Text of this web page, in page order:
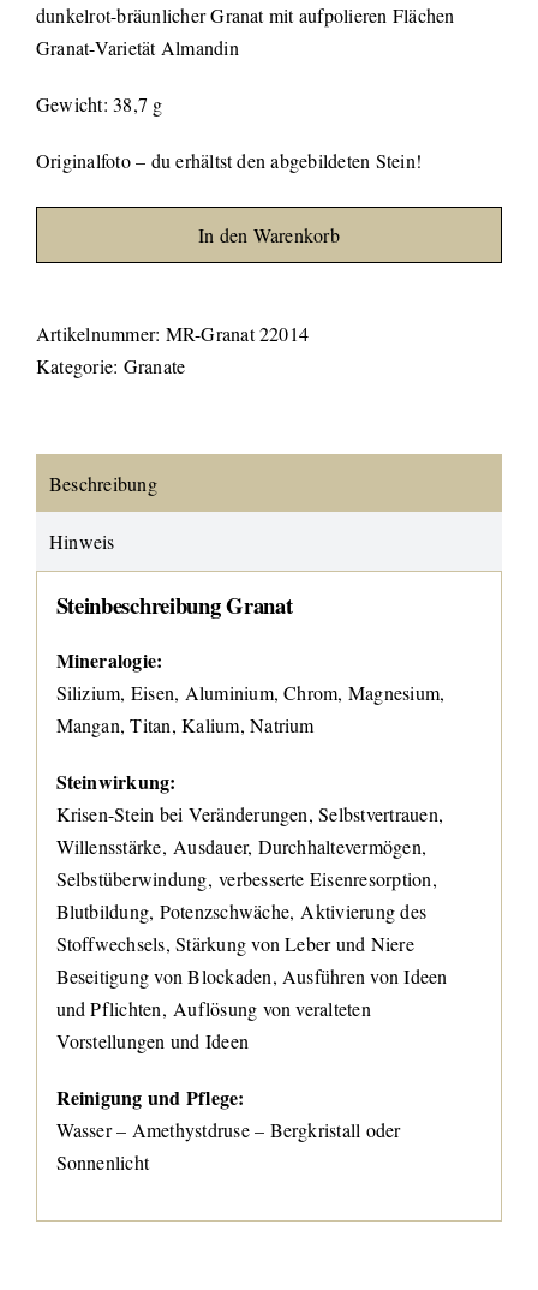
dunkelrot-bräunlicher Granat mit aufpolieren Flächen
Granat-Varietät Almandin
Gewicht: 38,7 g
Originalfoto – du erhältst den abgebildeten Stein!
In den Warenkorb
Artikelnummer: MR-Granat 22014
Kategorie: Granate
Beschreibung
Hinweis
Steinbeschreibung Granat
Mineralogie:
Silizium, Eisen, Aluminium, Chrom, Magnesium,
Mangan, Titan, Kalium, Natrium
Steinwirkung:
Krisen-Stein bei Veränderungen, Selbstvertrauen,
Willensstärke, Ausdauer, Durchhaltevermögen,
Selbstüberwindung, verbesserte Eisenresorption,
Blutbildung, Potenzschwäche, Aktivierung des
Stoffwechsels, Stärkung von Leber und Niere
Beseitigung von Blockaden, Ausführen von Ideen
und Pflichten, Auflösung von veralteten
Vorstellungen und Ideen
Reinigung und Pflege:
Wasser – Amethystdruse – Bergkristall oder
Sonnenlicht